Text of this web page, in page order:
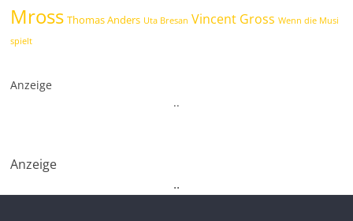
Mross Thomas Anders Uta Bresan Vincent Gross Wenn die Musi
spielt
Anzeige
..
Anzeige
..